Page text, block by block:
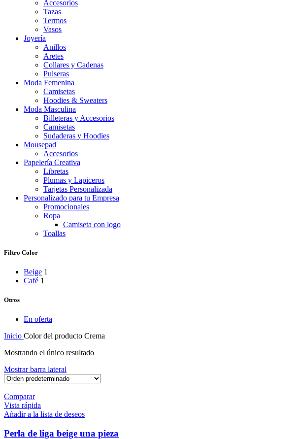
Accesorios
Tazas
Termos
Vasos
Joyería
Anillos
Aretes
Collares y Cadenas
Pulseras
Moda Femenina
Camisetas
Hoodies & Sweaters
Moda Masculina
Billeteras y Accesorios
Camisetas
Sudaderas y Hoodies
Mousepad
Accesorios
Papelería Creativa
Libretas
Plumas y Lapiceros
Tarjetas Personalizada
Personalizado para tu Empresa
Promocionales
Ropa
Camiseta con logo
Toallas
Filtro Color
Beige 1
Café 1
Otros
En oferta
Inicio Color del producto Crema
Mostrando el único resultado
Mostrar barra lateral
Comparar
Vista rápida
Añadir a la lista de deseos
Perla de liga beige una pieza